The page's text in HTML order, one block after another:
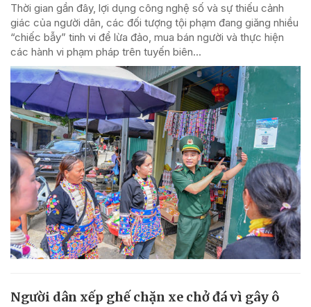
Thời gian gần đây, lợi dụng công nghệ số và sự thiếu cảnh
giác của người dân, các đối tượng tội phạm đang giăng nhiều
“chiếc bẫy” tinh vi để lừa đảo, mua bán người và thực hiện
các hành vi phạm pháp trên tuyến biên...
Người dân xếp ghế chặn xe chở đá vì gây ô